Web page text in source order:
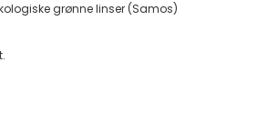
grønne linser (Samos)